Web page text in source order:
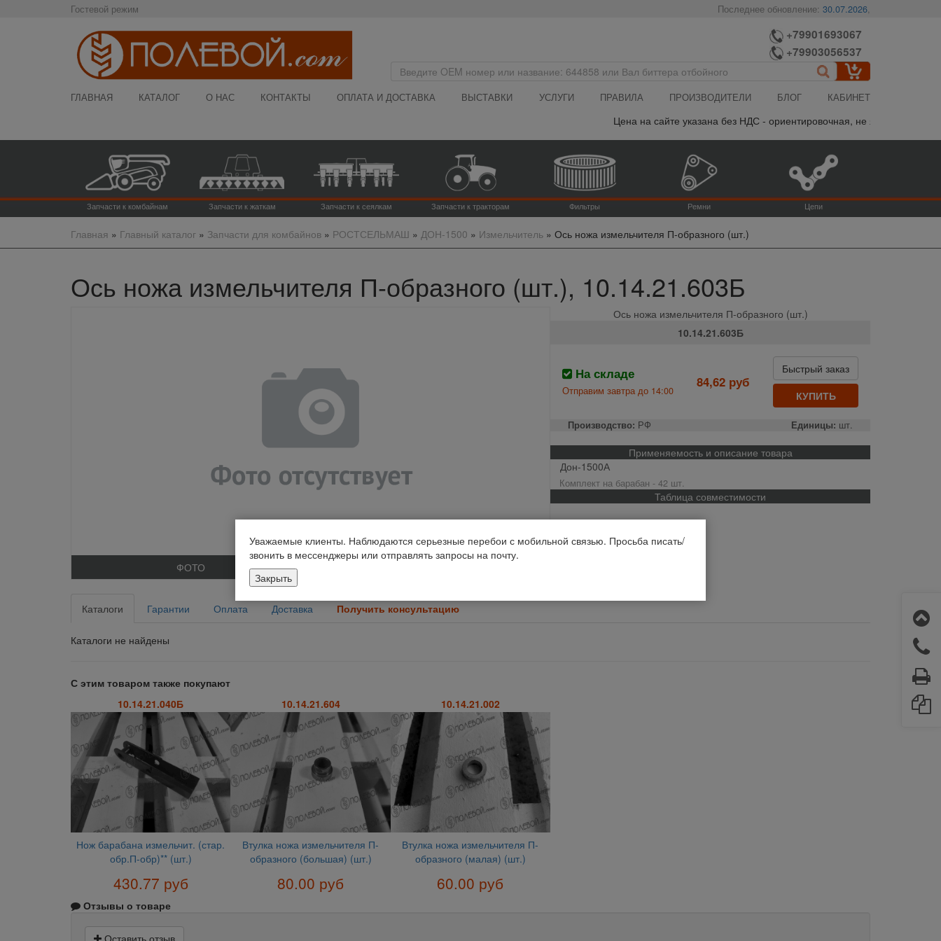
Гостевой режим Последнее обновление:30.07.2026,
+79901693067
+79903056537
ГЛАВНАЯ КАТАЛОГ О НАС КОНТАКТЫ ОПЛАТА И ДОСТАВКА ВЫСТАВКИ УСЛУГИ ПРАВИЛА ПРОИЗВОДИТЕЛИ БЛОГ КАБИНЕТ
Цена на сайте указана без НДС - ориентировочная, не является
Запчасти к комбайнам Запчасти к жаткам Запчасти к сеялкам Запчасти к тракторам Фильтры Ремни Цепи
Главная » Главный каталог» Запчасти для комбайнов» РОСТСЕЛЬМАШ » ДОН-1500 » Измельчитель» Ось ножа измельчителя П-образного (шт.)
Ось ножа измельчителя П-образного (шт.), 10.14.21.603Б
ФОТО
Ось ножа измельчителя П-образного (шт.)
10.14.21.603Б
На складе
Отправим завтра до 14:00
84,62 руб
Быстрый заказ
КУПИТЬ
Производство: РФ Единицы: шт.
Применяемость и описание товара
Дон-1500А
Комплект на барабан - 42 шт.
Таблица совместимости
РостСельМаш Дон-1500
Каталоги Гарантии Оплата Доставка Получить консультацию
Каталоги не найдены
С этим товаром также покупают
10.14.21.040Б
Нож барабана измельчит. (стар.
обр.П-обр)** (шт.)
430.77 руб
10.14.21.604
Втулка ножа измельчителя П-
образного (большая) (шт.)
80.00 руб
10.14.21.002
Втулка ножа измельчителя П-
образного (малая) (шт.)
60.00 руб
Отзывы о товаре
Уважаемые клиенты. Наблюдаются серьезные перебои с мобильной связью. Просьба писать/
звонить в мессенджеры или отправлять запросы на почту.
Закрыть